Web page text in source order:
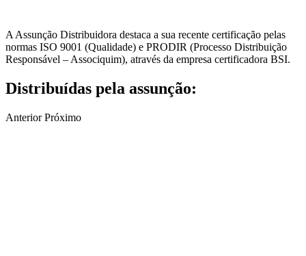
A Assunção Distribuidora destaca a sua recente certificação pelas
normas ISO 9001 (Qualidade) e PRODIR (Processo Distribuição
Responsável – Associquim), através da empresa certificadora BSI.
Distribuídas pela assunção:
Anterior Próximo